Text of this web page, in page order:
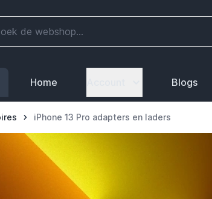
Home Blogs
iPhone 13 Pro adapters en laders